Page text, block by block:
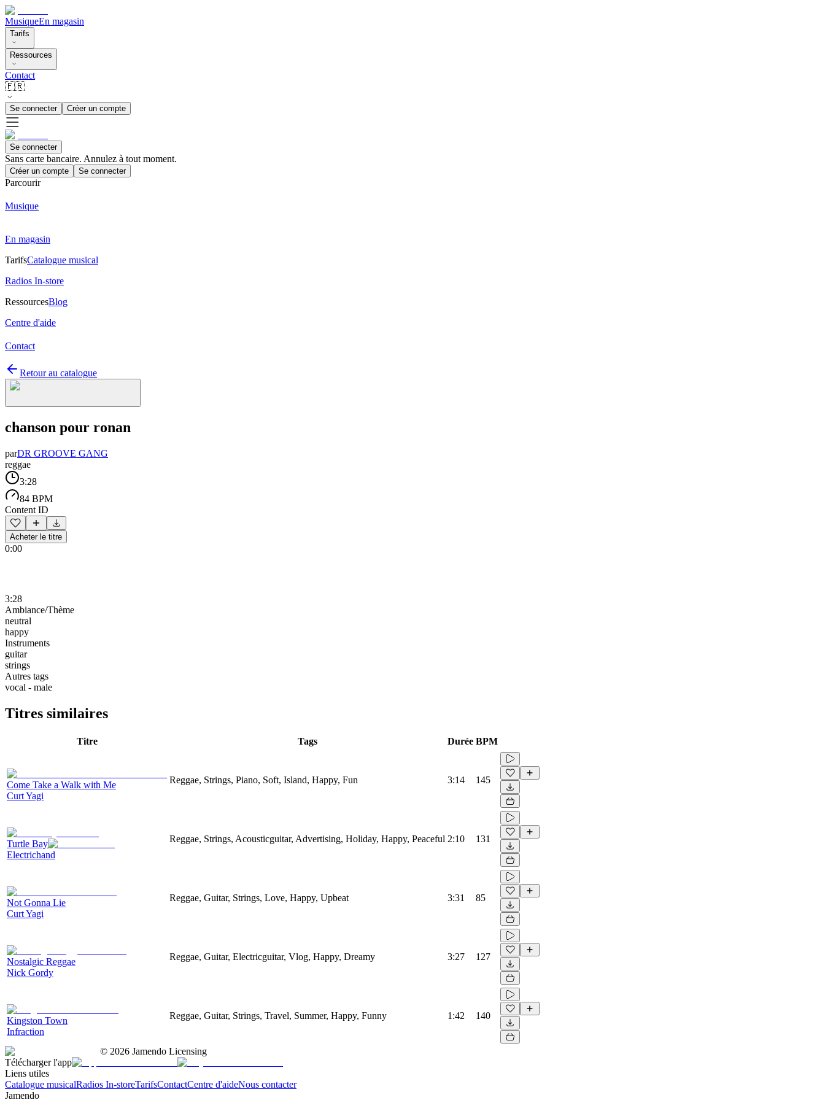
MusiqueEn magasin
Tarifs
Ressources
Contact
🇫🇷
Se connecter Créer un compte
Se connecter
Sans carte bancaire. Annulez à tout moment.
Créer un compte Se connecter
Parcourir
Musique
En magasin
TarifsCatalogue musical
Radios In-store
RessourcesBlog
Centre d'aide
Contact
Retour au catalogue
chanson pour ronan
parDR GROOVE GANG
reggae
3:28
84 BPM
Content ID
Acheter le titre
0:00
3:28
Ambiance/Thème
neutral
happy
Instruments
guitar
strings
Autres tags
vocal - male
Titres similaires
Titre Tags Durée BPM
Come Take a Walk with Me
Curt Yagi
Reggae, Strings, Piano, Soft, Island, Happy, Fun 3:14 145
Turtle Bay
Electrichand
Reggae, Strings, Acousticguitar, Advertising, Holiday, Happy, Peaceful 2:10 131
Not Gonna Lie
Curt Yagi
Reggae, Guitar, Strings, Love, Happy, Upbeat 3:31 85
Nostalgic Reggae
Nick Gordy
Reggae, Guitar, Electricguitar, Vlog, Happy, Dreamy 3:27 127
Kingston Town
Infraction
Reggae, Guitar, Strings, Travel, Summer, Happy, Funny 1:42 140
© 2026 Jamendo Licensing
Télécharger l'app
Liens utiles
Catalogue musicalRadios In-storeTarifsContactCentre d'aideNous contacter
Jamendo